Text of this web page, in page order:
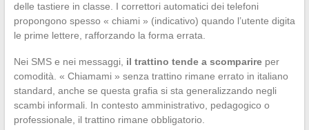
delle tastiere in classe. I correttori automatici dei telefoni
propongono spesso « chiami » (indicativo) quando l’utente digita
le prime lettere, rafforzando la forma errata.
Nei SMS e nei messaggi, il trattino tende a scomparireper
comodità. « Chiamami » senza trattino rimane errato in italiano
standard, anche se questa grafia si sta generalizzando negli
scambi informali. In contesto amministrativo, pedagogico o
professionale, il trattino rimane obbligatorio.